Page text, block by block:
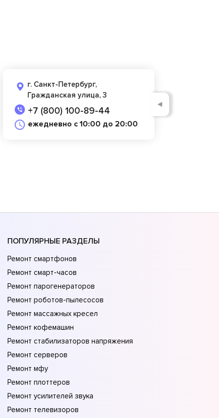
г. Санкт-Петербург,
Гражданская улица, 3
+7 (800) 100-89-44
ежедневно с 10:00 до 20:00
◄
ПОПУЛЯРНЫЕ РАЗДЕЛЫ
Ремонт смартфонов
Ремонт смарт-часов
Ремонт парогенераторов
Ремонт роботов-пылесосов
Ремонт массажных кресел
Ремонт кофемашин
Ремонт стабилизаторов напряжения
Ремонт серверов
Ремонт мфу
Ремонт плоттеров
Ремонт усилителей звука
Ремонт телевизоров